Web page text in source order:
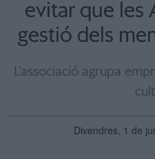
evitar que les
gestió dels
L'associació agrupa
Divendres, 1 de